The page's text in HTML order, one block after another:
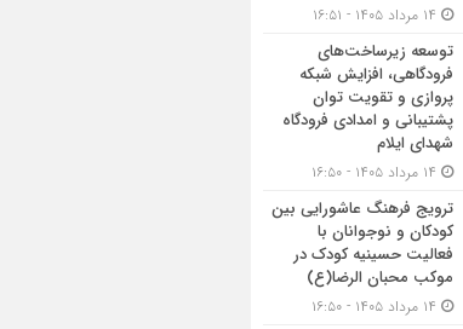
توسعه زیرساخت‌های
فرودگاهی، افزایش شبکه
پروازی و تقویت توان
پشتیبانی و امدادی فرودگاه
شهدای ایلام
ترویج فرهنگ عاشورایی بین
کودکان و نوجوانان با
فعالیت حسینیه کودک در
موکب محبان الرضا(ع)